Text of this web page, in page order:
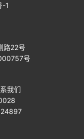
-1
路22号
号
我们